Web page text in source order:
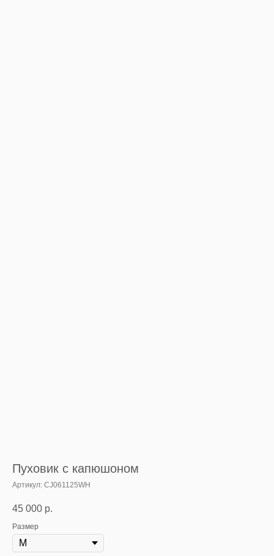
Пуховик с капюшоном
Артикул: CJ061125WH
45 000 р.
Размер